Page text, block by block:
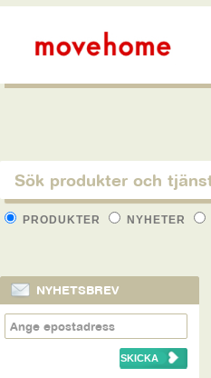
PRODUKTER NYHETER
NYHETSBREV